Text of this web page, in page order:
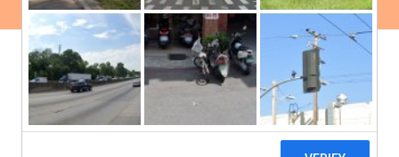
Ultimas noticias ›